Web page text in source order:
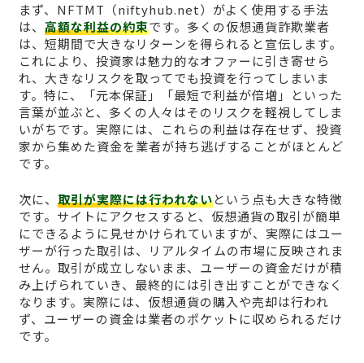
まず、NFTMT（niftyhub.net）がよく使用する手法
は、 高額な利益の約束です。多くの仮想通貨詐欺業者
は、短期間で大きなリターンを得られると宣伝します。
これにより、投資家は魅力的なオファーに引き寄せら
れ、大きなリスクを取ってでも投資を行ってしまいま
す。特に、「元本保証」「最短で利益が倍増」といった
言葉が並ぶと、多くの人々はそのリスクを軽視してしま
いがちです。実際には、これらの利益は存在せず、投資
家から集めた資金を業者が持ち逃げすることがほとんど
です。
次に、 取引が実際には行われないという点も大きな特徴
です。サイトにアクセスすると、仮想通貨の取引が簡単
にできるように見せかけられていますが、実際にはユー
ザーが行った取引は、リアルタイムの市場に反映されま
せん。取引が成立しないまま、ユーザーの資金だけが積
み上げられていき、最終的には引き出すことができなく
なります。実際には、仮想通貨の購入や売却は行われ
ず、ユーザーの資金は業者のポケットに収められるだけ
です。